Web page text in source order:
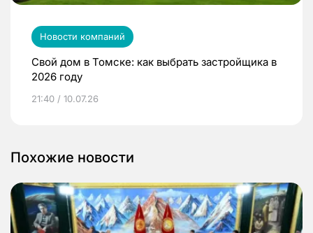
Новости компаний
Свой дом в Томске: как выбрать застройщика в
2026 году
21:40 / 10.07.26
Похожие новости